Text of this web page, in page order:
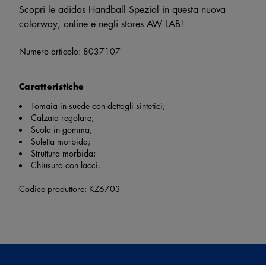
Scopri le adidas Handball Spezial in questa nuova
colorway, online e negli stores AW LAB!
Numero articolo: 8037107
Caratteristiche
Tomaia in suede con dettagli sintetici;
Calzata regolare;
Suola in gomma;
Soletta morbida;
Struttura morbida;
Chiusura con lacci.
Codice produttore: KZ6703